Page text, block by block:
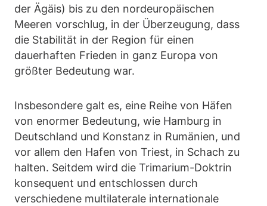
der Ägäis) bis zu den nordeuropäischen
Meeren vorschlug, in der Überzeugung, dass
die Stabilität in der Region für einen
dauerhaften Frieden in ganz Europa von
größter Bedeutung war.
Insbesondere galt es, eine Reihe von Häfen
von enormer Bedeutung, wie Hamburg in
Deutschland und Konstanz in Rumänien, und
vor allem den Hafen von Triest, in Schach zu
halten. Seitdem wird die Trimarium-Doktrin
konsequent und entschlossen durch
verschiedene multilaterale internationale